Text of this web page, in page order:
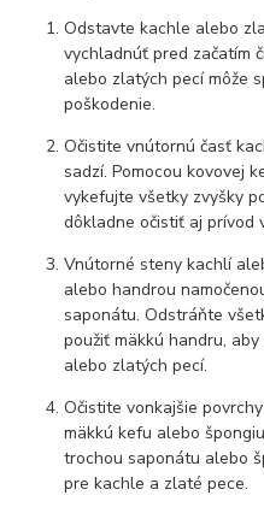
Odstavte kachle alebo
vychladnúť pred začatím
alebo zlatých pecí môže
poškodenie.
Očistite vnútornú časť
sadzí. Pomocou kovovej
vykefujte všetky zvyšky
dôkladne očistiť aj prívod
Vnútorné steny kachlí
alebo handrou
saponátu. Odstráňte
použiť mäkkú handru,
alebo zlatých pecí.
Očistite vonkajšie
mäkkú kefu alebo
trochou saponátu alebo
pre kachle a zlaté pece.